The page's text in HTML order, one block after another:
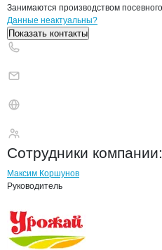
Занимаются производством
Контактыкомпании
+7(800)000-00-..
Данные неактуальны?
Показать контакты
Сотрудники компании:
Максим Коршунов
Руководитель